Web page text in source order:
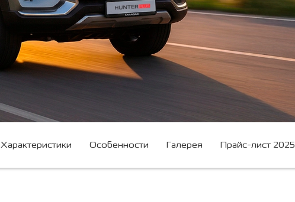
Характеристики Особенности Галерея Прайс-лист 2025